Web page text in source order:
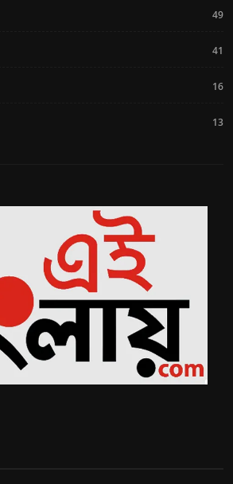
49
41
16
13